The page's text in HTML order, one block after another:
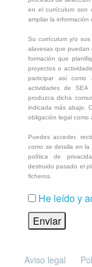
en el currículum son
ampliar la información
Su currículum y/o
alavesas que puedan
formación que
proyectos o
participar así como
actividades de SEA
produzca dicha
indicada más abajo.
obligación legal como
Puedes acceder,
como se detalla en la
política de
destruido pasado el
ficheros.
He leído y
Aviso legal